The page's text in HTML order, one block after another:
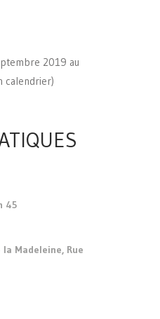
2019 au
calendrier)
45
la Madeleine, Rue